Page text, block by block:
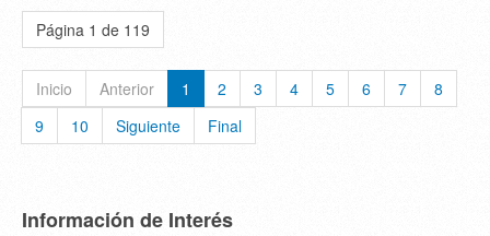
Página 1 de 119
Inicio Anterior 1 2 3 4 5 6 7
8
9
10 Siguiente Final
Información de Interés